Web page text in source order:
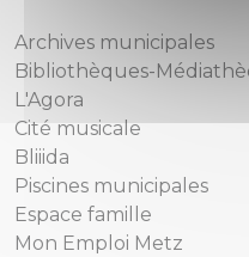
Archives municipales
Bibliothèques-
L'Agora
Cité musicale
Bliiida
Piscines municipales
Espace famille
Mon Emploi Metz